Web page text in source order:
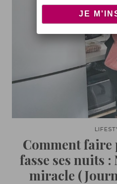
Comment faire
fasse ses nuits
miracle